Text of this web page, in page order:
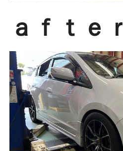
ａｆｔｅｒ